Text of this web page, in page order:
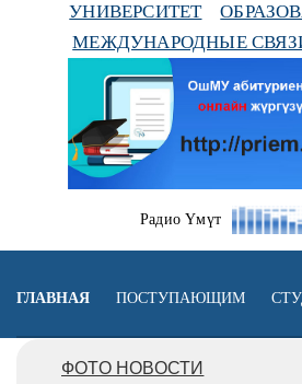
УНИВЕРСИТЕТ
МЕЖДУНАРОДНЫЕ
Радио Үмүт
ГЛАВНАЯ ПОСТУПАЮЩИМ
ФОТО НОВОСТИ